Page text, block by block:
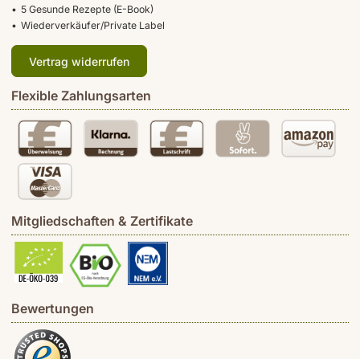
5 Gesunde Rezepte (E-Book)
Wiederverkäufer/Private Label
Vertrag widerrufen
Flexible Zahlungsarten
Mitgliedschaften & Zertifikate
Bewertungen